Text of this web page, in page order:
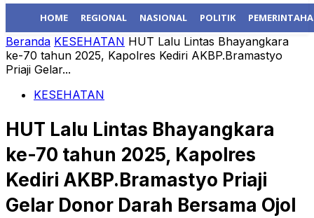
HOME REGIONAL NASIONAL POLITIK
Beranda KESEHATAN HUT Lalu Lintas Bhayangkara
ke-70 tahun 2025, Kapolres Kediri AKBP.Bramastyo
Priaji Gelar...
KESEHATAN
HUT Lalu Lintas Bhayangkara
ke-70 tahun 2025, Kapolres
Kediri AKBP.Bramastyo Priaji
Gelar Donor Darah Bersama Ojol